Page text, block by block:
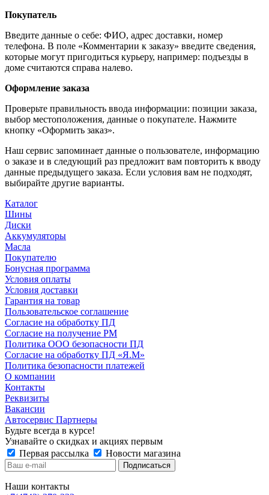
Покупатель
Введите данные о себе: ФИО, адрес доставки, номер
телефона. В поле «Комментарии к заказу» введите сведения,
которые могут пригодиться курьеру, например: подъезды в
доме считаются справа налево.
Оформление заказа
Проверьте правильность ввода информации: позиции заказа,
выбор местоположения, данные о покупателе. Нажмите
кнопку «Оформить заказ».
Наш сервис запоминает данные о пользователе, информацию
о заказе и в следующий раз предложит вам повторить к вводу
данные предыдущего заказа. Если условия вам не подходят,
выбирайте другие варианты.
Каталог
Шины
Диски
Аккумуляторы
Масла
Покупателю
Бонусная программа
Условия оплаты
Условия доставки
Гарантия на товар
Пользовательское соглашение
Согласие на обработку ПД
Согласие на получение РМ
Политика ООО безопасности ПД
Согласие на обработку ПД «Я.М»
Политика безопасности платежей
О компании
Контакты
Реквизиты
Вакансии
Автосервис Партнеры
Будьте всегда в курсе!
Узнавайте о скидках и акциях первым
Первая рассылка
Новости магазина
Наши контакты